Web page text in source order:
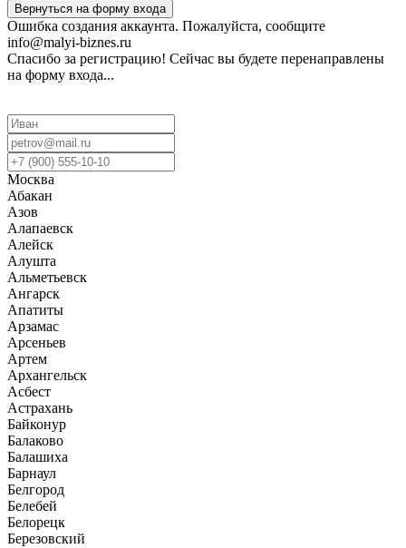
Вернуться на форму входа
Ошибка создания аккаунта. Пожалуйста, сообщите
info@malyi-biznes.ru
Спасибо за регистрацию! Сейчас вы будете перенаправлены
на форму входа...
Москва
Абакан
Азов
Алапаевск
Алейск
Алушта
Альметьевск
Ангарск
Апатиты
Арзамас
Арсеньев
Артем
Архангельск
Асбест
Астрахань
Байконур
Балаково
Балашиха
Барнаул
Белгород
Белебей
Белорецк
Березовский